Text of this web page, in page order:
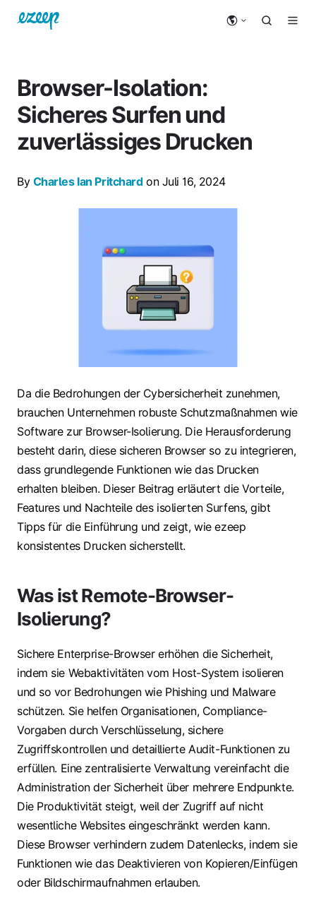
Browser-Isolation:
Sicheres Surfen und
zuverlässiges Drucken
By Charles Ian Pritchardon Juli 16, 2024
Da die Bedrohungen der Cybersicherheit zunehmen,
brauchen Unternehmen robuste Schutzmaßnahmen wie
Software zur Browser-Isolierung. Die Herausforderung
besteht darin, diese sicheren Browser so zu integrieren,
dass grundlegende Funktionen wie das Drucken
erhalten bleiben. Dieser Beitrag erläutert die Vorteile,
Features und Nachteile des isolierten Surfens, gibt
Tipps für die Einführung und zeigt, wie ezeep
konsistentes Drucken sicherstellt.
Was ist Remote-Browser-
Isolierung?
Sichere Enterprise-Browser erhöhen die Sicherheit,
indem sie Webaktivitäten vom Host-System isolieren
und so vor Bedrohungen wie Phishing und Malware
schützen. Sie helfen Organisationen, Compliance-
Vorgaben durch Verschlüsselung, sichere
Zugriffskontrollen und detaillierte Audit-Funktionen zu
erfüllen. Eine zentralisierte Verwaltung vereinfacht die
Administration der Sicherheit über mehrere Endpunkte.
Die Produktivität steigt, weil der Zugriff auf nicht
wesentliche Websites eingeschränkt werden kann.
Diese Browser verhindern zudem Datenlecks, indem sie
Funktionen wie das Deaktivieren von Kopieren/Einfügen
oder Bildschirmaufnahmen erlauben.